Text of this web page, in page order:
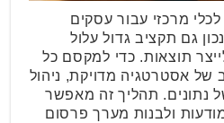
מרכזי עבור עסקים
גם תקציב גדול עלול
תוצאות. כדי למקסם כל
של אסטרטגיה מדויקת, ניהול
נתונים. תהליך זה מאפשר
ולבנות מערך פרסום